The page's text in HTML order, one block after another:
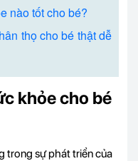
nào tốt cho bé?
thọ cho bé thật dễ
khỏe cho bé
trong sự phát triển của